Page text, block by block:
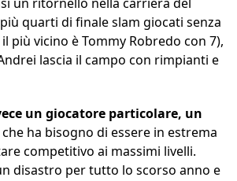
quarti di finale slam giocati senza
più vicino è Tommy Robredo con 7),
lascia il campo con rimpianti e
un giocatore particolare, un
che ha bisogno di essere in estrema
competitivo ai massimi livelli.
disastro per tutto lo scorso anno e